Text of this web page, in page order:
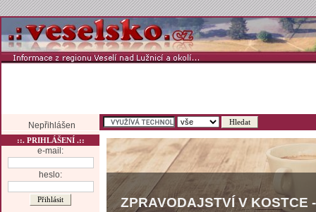
Nepřihlášen
::. PRIHLÁŠENÍ .::
e-mail:
heslo:
ZPRAVODAJSTVÍ V KOSTCE